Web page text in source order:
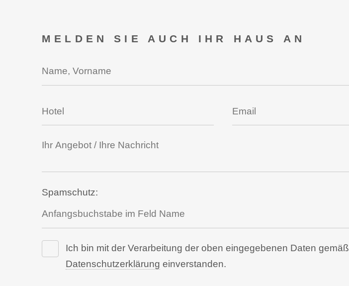
MELDEN SIE AUCH IHR HAUS AN
Spamschutz:
Ich bin mit der Verarbeitung der oben eingegebenen Daten gemäß
Datenschutzerklärung einverstanden.